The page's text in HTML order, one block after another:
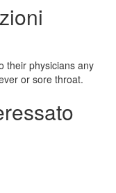
their physicians any
or sore throat.